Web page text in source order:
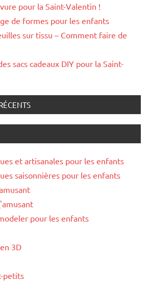
pour la Saint-Valentin !
de formes pour les enfants
sur tissu – Comment faire de
sacs cadeaux DIY pour la Saint-
et artisanales pour les enfants
saisonnières pour les enfants
pour les enfants
3D
petits